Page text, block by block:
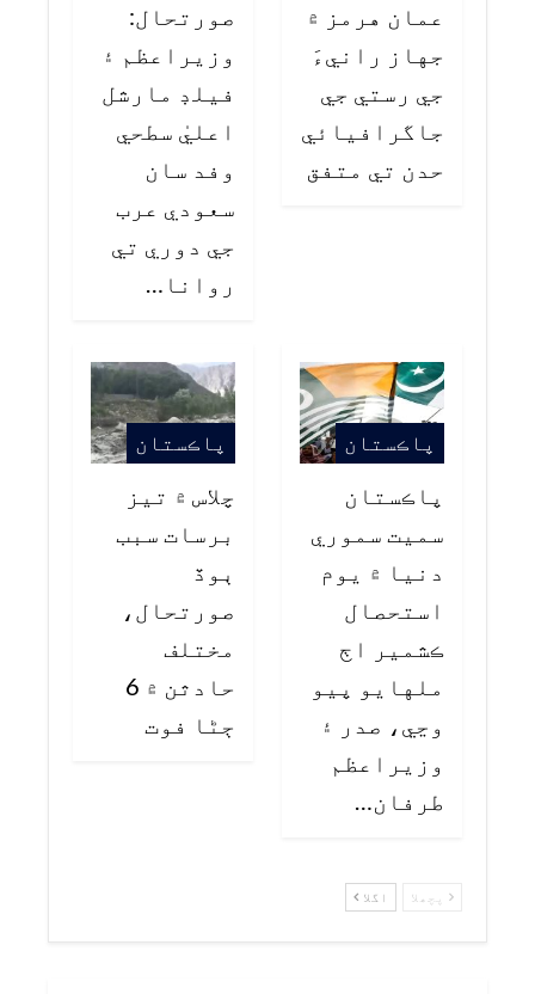
عمان هرمز ۾
جهاز رانيءَ
جي رستي جي
جاگرافيائي
حدن تي متفق
صورتحال:
وزيراعظم ۽
فيلڊ مارشل
اعليٰ سطحي
وفد سان
سعودي عرب
جي دوري تي
روانا…
پاڪستان
پاڪستان
سميت سموري
دنيا ۾ يوم
استحصال
ڪشمير اڄ
ملهايو پيو
وڃي، صدر ۽
وزيراعظم
طرفان…
پاڪستان
چلاس ۾ تيز
برسات سبب
ٻوڏ
صورتحال،
مختلف
حادثن ۾ 6
ڄڻا فوت
پچھلا اگلا